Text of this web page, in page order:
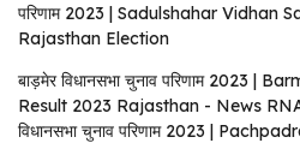
परिणाम 2023 | Sadulshahar Vidhan
Rajasthan Election
बाड़मेर विधानसभा चुनाव परिणाम 2023 |
Result 2023 Rajasthan - News
विधानसभा चुनाव परिणाम 2023 |